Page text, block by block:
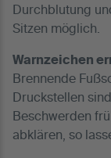
Durchblutung
Sitzen möglich.
Warnzeichen
Brennende
Druckstellen
Beschwerden
abklären, so